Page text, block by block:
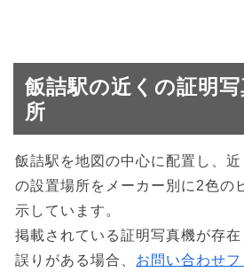
飯詰駅の近くの証明
所
飯詰駅を地図の中心に配置し、
の設置場所をメーカー別に2色の
示しています。
掲載されている証明写真機が存
誤りがある場合、 お問い合わせフ